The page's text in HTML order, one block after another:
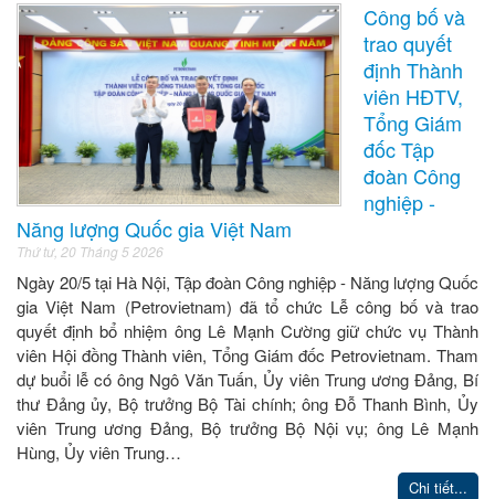
Công bố và
trao quyết
định Thành
viên HĐTV,
Tổng Giám
đốc Tập
đoàn Công
nghiệp -
Năng lượng Quốc gia Việt Nam
Thứ tư, 20 Tháng 5 2026
Ngày 20/5 tại Hà Nội, Tập đoàn Công nghiệp - Năng lượng Quốc
gia Việt Nam (Petrovietnam) đã tổ chức Lễ công bố và trao
quyết định bổ nhiệm ông Lê Mạnh Cường giữ chức vụ Thành
viên Hội đồng Thành viên, Tổng Giám đốc Petrovietnam. Tham
dự buổi lễ có ông Ngô Văn Tuấn, Ủy viên Trung ương Đảng, Bí
thư Đảng ủy, Bộ trưởng Bộ Tài chính; ông Đỗ Thanh Bình, Ủy
viên Trung ương Đảng, Bộ trưởng Bộ Nội vụ; ông Lê Mạnh
Hùng, Ủy viên Trung…
Chi tiết...